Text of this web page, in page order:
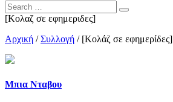
[Κολαζ σε εφημεριδες]
Αρχική /Συλλογή / [Κολάζ σε εφημερίδες]
Μπια Νταβου